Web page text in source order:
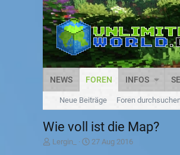
NEWS FOREN INFOS
Neue Beiträge Foren
Wie voll ist die Map?
TLergin_
D
27 Aug 2016